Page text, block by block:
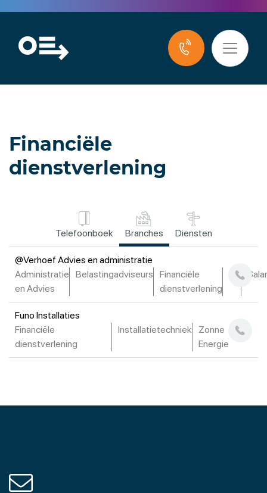
Financiële
dienstverlening
Telefoonboek Branches Diensten
@Verhoef Advies en administratie
Administratie
en Advies
Belastingadviseurs
Financiële
dienstverlening
HR
Funo Installaties
Financiële
dienstverlening
Installatietechniek
Zonne
Energie